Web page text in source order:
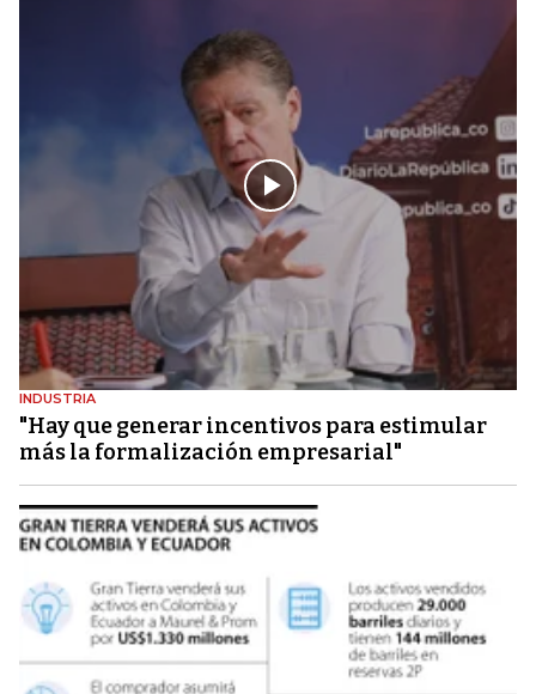
INDUSTRIA
"Hay que generar incentivos para estimular
más la formalización empresarial"